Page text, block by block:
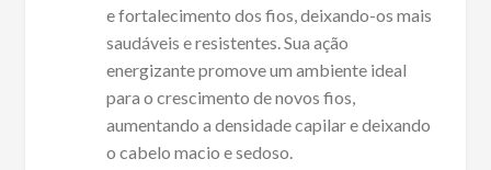
e fortalecimento dos fios, deixando-os mais
saudáveis e resistentes. Sua ação
energizante promove um ambiente ideal
para o crescimento de novos fios,
aumentando a densidade capilar e deixando
o cabelo macio e sedoso.